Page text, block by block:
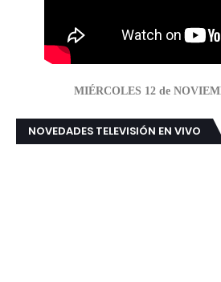
MIÉRCOLES 12 de
NOVEDADES TELEVISIÓN EN VIVO